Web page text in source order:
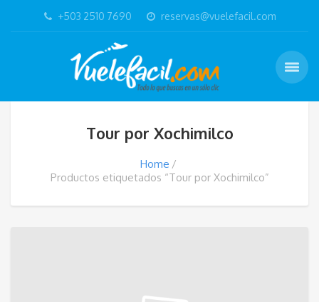
+503 2510 7690 reservas@vuelefacil.com
Tour por Xochimilco
Home
Productos etiquetados “Tour por Xochimilco”